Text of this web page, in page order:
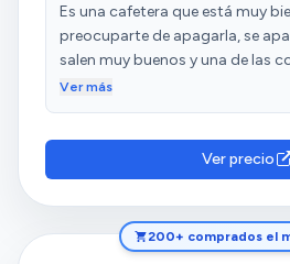
Es una cafetera que está muy
preocuparte de apagarla, se
salen muy buenos y una de las
gusta es como se carga el agua.
Ver más
Ver precio
200+ comprados el